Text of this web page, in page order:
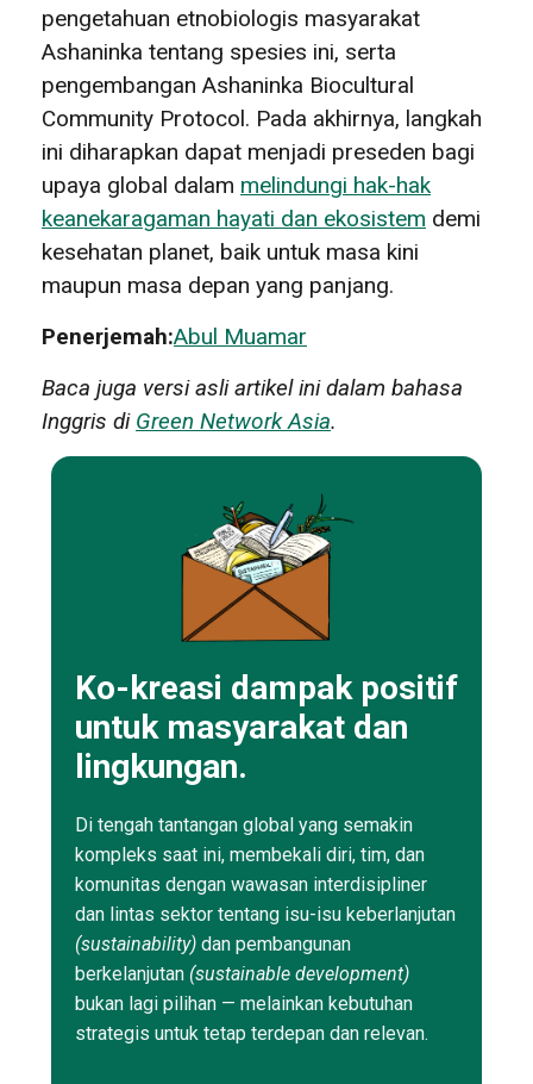
pengetahuan etnobiologis masyarakat
Ashaninka tentang spesies ini, serta
pengembangan Ashaninka Biocultural
Community Protocol. Pada akhirnya, langkah
ini diharapkan dapat menjadi preseden bagi
upaya global dalam melindungi hak-hak
keanekaragaman hayati dan ekosistem demi
kesehatan planet, baik untuk masa kini
maupun masa depan yang panjang.
Penerjemah:Abul Muamar
Baca juga versi asli artikel ini dalam bahasa
Inggris di Green Network Asia.
Ko-kreasi dampak positif
untuk masyarakat dan
lingkungan.
Di tengah tantangan global yang semakin
kompleks saat ini, membekali diri, tim, dan
komunitas dengan wawasan interdisipliner
dan lintas sektor tentang isu-isu keberlanjutan
(sustainability) dan pembangunan
berkelanjutan (sustainable development)
bukan lagi pilihan — melainkan kebutuhan
strategis untuk tetap terdepan dan relevan.